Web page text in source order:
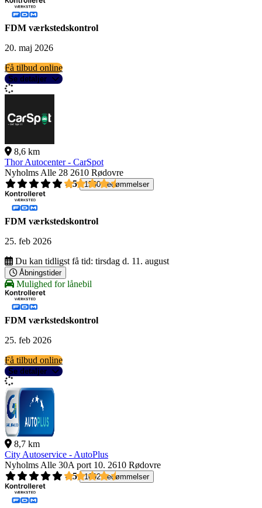
FDM værkstedskontrol
20. maj 2026
Få tilbud online
Se detaljer
8,6 km
Thor Autocenter - CarSpot
Nyholms Alle 28 2610 Rødovre
4,5
1560 bedømmelser
FDM værkstedskontrol
25. feb 2026
Du kan tidligst få tid: tirsdag d. 11. august
Åbningstider
Mulighed for lånebil
FDM værkstedskontrol
25. feb 2026
Få tilbud online
Se detaljer
8,7 km
City Autoservice - AutoPlus
Nyholms Alle 30A port 10. 2610 Rødovre
4,5
1092 bedømmelser